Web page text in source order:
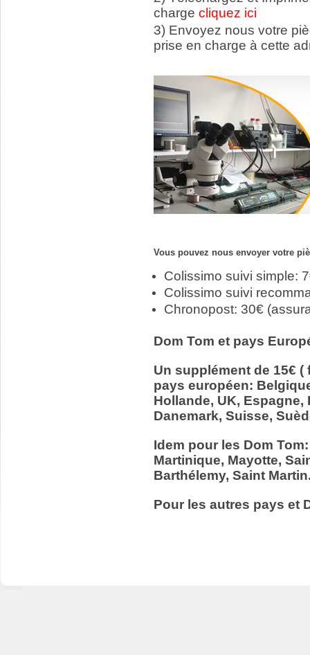
charge cliquez ici
3) Envoyez nous votre
prise en charge à cette
Vous pouvez nous envoyer votre
Colissimo suivi simple:
Colissimo suivi
Chronopost: 30€
Dom Tom et pays
Un supplément de 15€
pays européen:
Hollande, UK,
Danemark, Suisse,
Idem pour les Dom
Martinique, Mayotte,
Barthélemy, Saint
Pour les autres pays et